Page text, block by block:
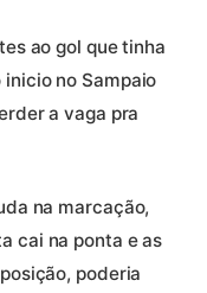
ao gol que tinha
no Sampaio
a vaga pra
na marcação,
cai na ponta e as
poderia